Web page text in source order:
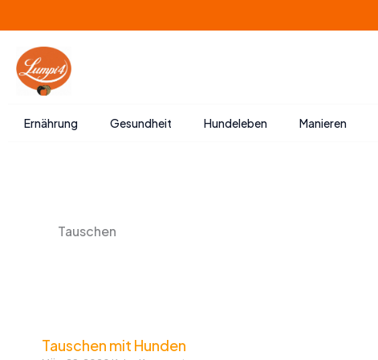
Inhalt
springen
Ernährung Gesundheit Hundeleben Manieren
Tauschen
Tauschen mit Hunden